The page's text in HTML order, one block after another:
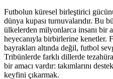
Futbolun küresel birleştirici
dünya kupası turnuvalarıdır. Bu
ülkelerden milyonlarca insanı bir
heyecanıyla birbirlerine kenetler.
bayrakları altında değil, futbol
Tribünlerde farklı dillerde
bir amacı vardır: takımlarını
keyfini çıkarmak.